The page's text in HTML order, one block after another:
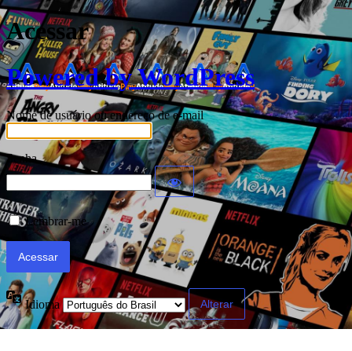
Acessar
Powered by WordPress
Nome de usuário ou endereço de e-mail
Senha
Lembrar-me
Idioma